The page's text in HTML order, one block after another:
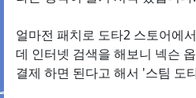
얼마전 패치로 도타2 스토어에
데 인터넷 검색을 해보니 넥슨
결제 하면 된다고 해서 '스팀 도